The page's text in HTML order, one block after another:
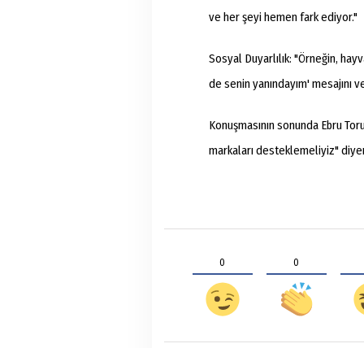
ve her şeyi hemen fark ediyor."
Sosyal Duyarlılık: "Örneğin,
de senin yanındayım' mesajını
Konuşmasının sonunda Ebru
markaları desteklemeliyiz"
0 0